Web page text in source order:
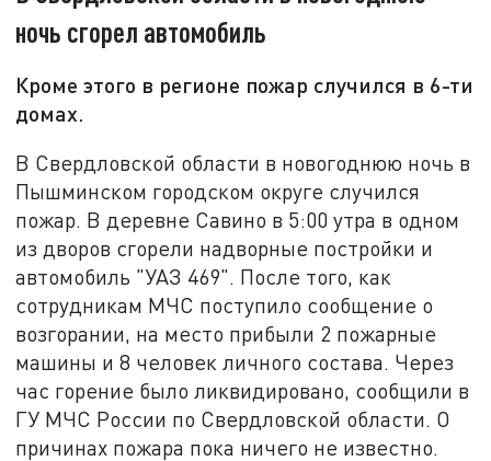
ночь сгорел автомобиль
Кроме этого в регионе пожар случился в 6-ти
домах.
В Свердловской области в новогоднюю ночь в
Пышминском городском округе случился
пожар. В деревне Савино в 5:00 утра в одном
из дворов сгорели надворные постройки и
автомобиль "УАЗ 469". После того, как
сотрудникам МЧС поступило сообщение о
возгорании, на место прибыли 2 пожарные
машины и 8 человек личного состава. Через
час горение было ликвидировано, сообщили в
ГУ МЧС России по Свердловской области. О
причинах пожара пока ничего не известно.